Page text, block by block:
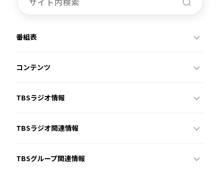
番組表
コンテンツ
TBSラジオ情報
TBSラジオ関連情報
TBSグループ関連情報